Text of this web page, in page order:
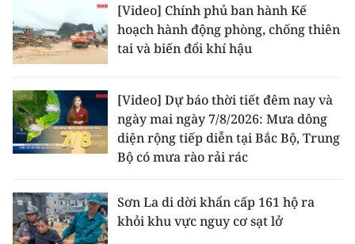
[Video] Chính phủ ban hành Kế
hoạch hành động phòng, chống thiên
tai và biến đổi khí hậu
[Video] Dự báo thời tiết đêm nay và
ngày mai ngày 7/8/2026: Mưa dông
diện rộng tiếp diễn tại Bắc Bộ, Trung
Bộ có mưa rào rải rác
Sơn La di dời khẩn cấp 161 hộ ra
khỏi khu vực nguy cơ sạt lở